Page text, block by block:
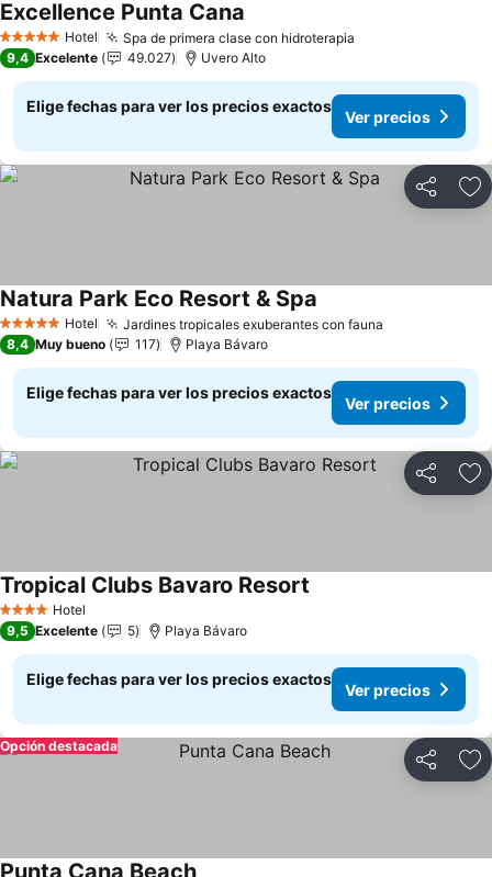
5 Estrellas Hotel Spa de primera clase con hidroterapia
Excellence Punta Cana
9,4 Excelente 49.027 Uvero Alto
Elige fechas para ver los precios exactos
Ver precios
Compartir
5 Estrellas Hotel Jardines tropicales exuberantes con fauna
Natura Park Eco Resort & Spa
8,4 Muy bueno 117 Playa Bávaro
Elige fechas para ver los precios exactos
Ver precios
Compartir
4 EstrellasHotel
Tropical Clubs Bavaro Resort
9,5 Excelente 5 Playa Bávaro
Elige fechas para ver los precios exactos
Ver precios
Compartir
Opción destacada
Punta Cana Beach